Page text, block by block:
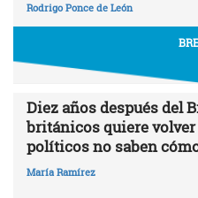
Rodrigo Ponce de León
Diez años después del
británicos quiere volver
políticos no saben
María Ramírez